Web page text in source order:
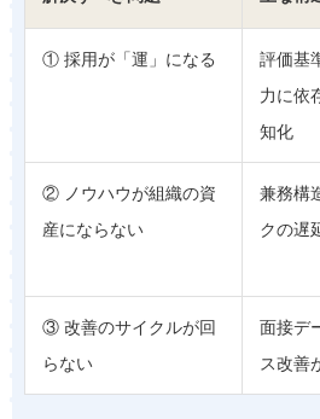
① 採用が「運」になる
評価基
力に依
知化
② ノウハウが組織の資
産にならない
兼務構
クの遅
③ 改善のサイクルが回
らない
面接デ
ス改善